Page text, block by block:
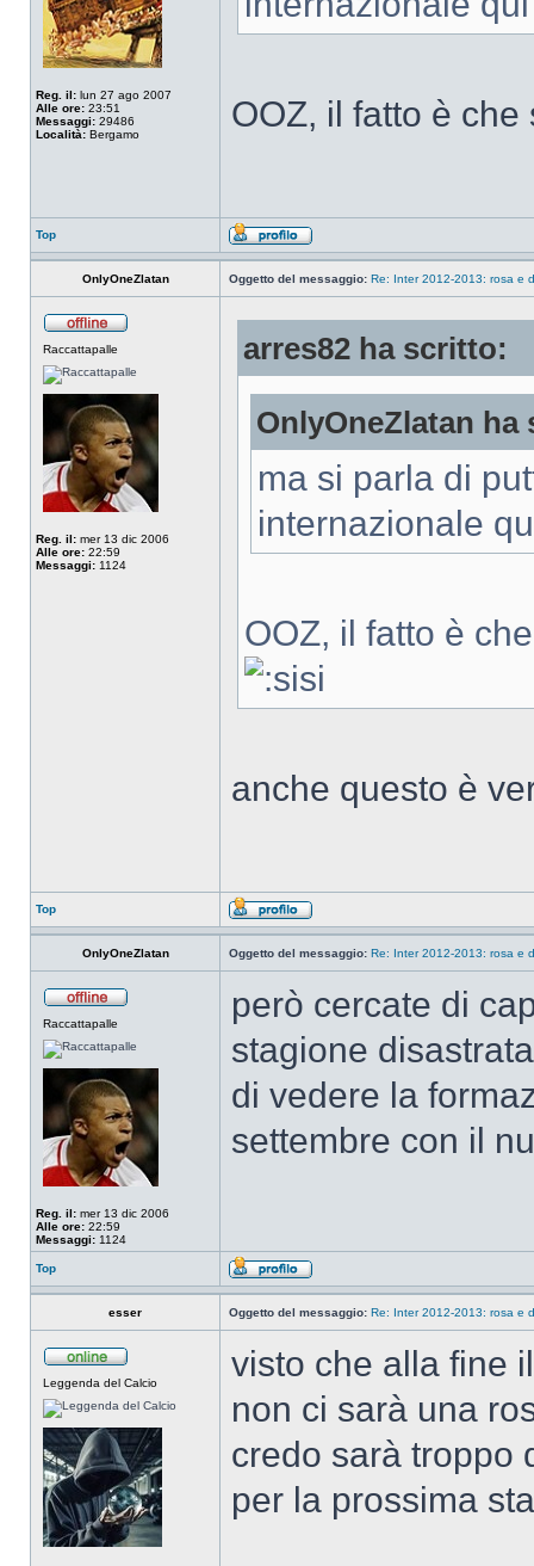
Reg. il: lun 27 ago 2007
Alle ore: 23:51
Messaggi: 29486
Località: Bergamo
OOZ, il fatto è
Top
OnlyOneZlatan Oggetto del messaggio: Re: Inter 2012-2013: rosa e
Raccattapalle
Reg. il: mer 13 dic 2006
Alle ore: 22:59
Messaggi: 1124
arres82 ha scritto:
OnlyOneZlatan ha
ma si parla di
internazionale
OOZ, il fatto è
anche questo è
Top
OnlyOneZlatan Oggetto del messaggio: Re: Inter 2012-2013: rosa e
Raccattapalle
Reg. il: mer 13 dic 2006
Alle ore: 22:59
Messaggi: 1124
però cercate di
stagione
di vedere la
settembre con il
Top
esser Oggetto del messaggio: Re: Inter 2012-2013: rosa e
Leggenda del Calcio
visto che alla fine
non ci sarà una
credo sarà troppo
per la prossima